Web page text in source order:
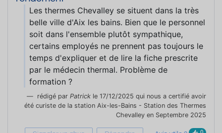
Les thermes Chevalley se situent dans la très
belle ville d'Aix les bains. Bien que le personnel
soit dans l'ensemble plutôt sympathique,
certains employés ne prennent pas toujours le
temps d'expliquer et de lire la fiche prescrite
par le médecin thermal. Problème de
formation ?
rédigé par Patrick le 17/12/2025 qui nous a certifié avoir
été curiste de la station Aix-les-Bains - Station des Thermes
Chevalley en Septembre 2025